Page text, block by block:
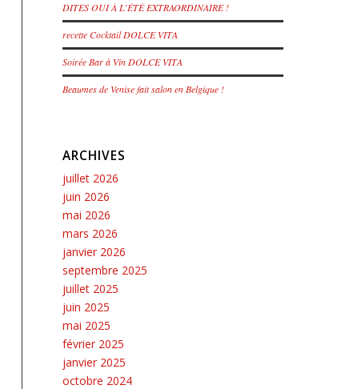
DITES OUI À L’ÉTÉ EXTRAORDINAIRE !
recette Cocktail DOLCE VITA
Soirée Bar à Vin DOLCE VITA
Beaumes de Venise fait salon en Belgique !
ARCHIVES
juillet 2026
juin 2026
mai 2026
mars 2026
janvier 2026
septembre 2025
juillet 2025
juin 2025
mai 2025
février 2025
janvier 2025
octobre 2024